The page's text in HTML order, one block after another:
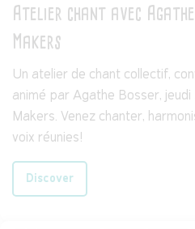
Atelier chant avec Agathe
Makers
Un atelier de chant collectif,
animé par Agathe Bosser,
Makers. Venez chanter,
voix réunies!
Discover